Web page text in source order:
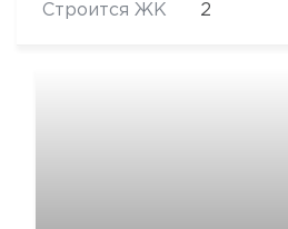
Строится ЖК 2